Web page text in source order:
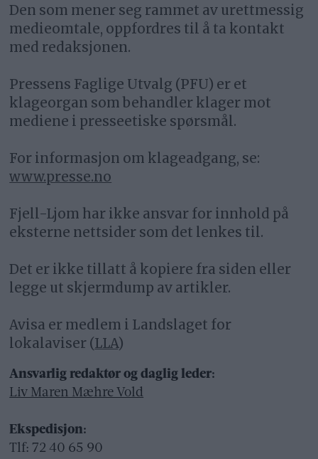
Den som mener seg rammet av urettmessig
medieomtale, oppfordres til å ta kontakt
med redaksjonen.
Pressens Faglige Utvalg (PFU) er et
klageorgan som behandler klager mot
mediene i presseetiske spørsmål.
For informasjon om klageadgang, se:
www.presse.no
Fjell-Ljom har ikke ansvar for innhold på
eksterne nettsider som det lenkes til.
Det er ikke tillatt å kopiere fra siden eller
legge ut skjermdump av artikler.
Avisa er medlem i Landslaget for
lokalaviser (LLA)
Ansvarlig redaktør og daglig leder:
Liv Maren Mæhre Vold
Ekspedisjon:
Tlf: 72 40 65 90